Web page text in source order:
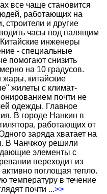
все чаще становится
работающих на
строители и другие
часы под палящим
инженеры
- специальные
помогают снизить
на 10 градусов.
жары, китайские
жилеты с климат-
почти не
одежды. Главное
В городе Нанкин в
работающих от
заряда хватает на
В Чанчжоу решили
элементы с
переходит из
поглощая тепло.
температуру в течение
почти ...>>